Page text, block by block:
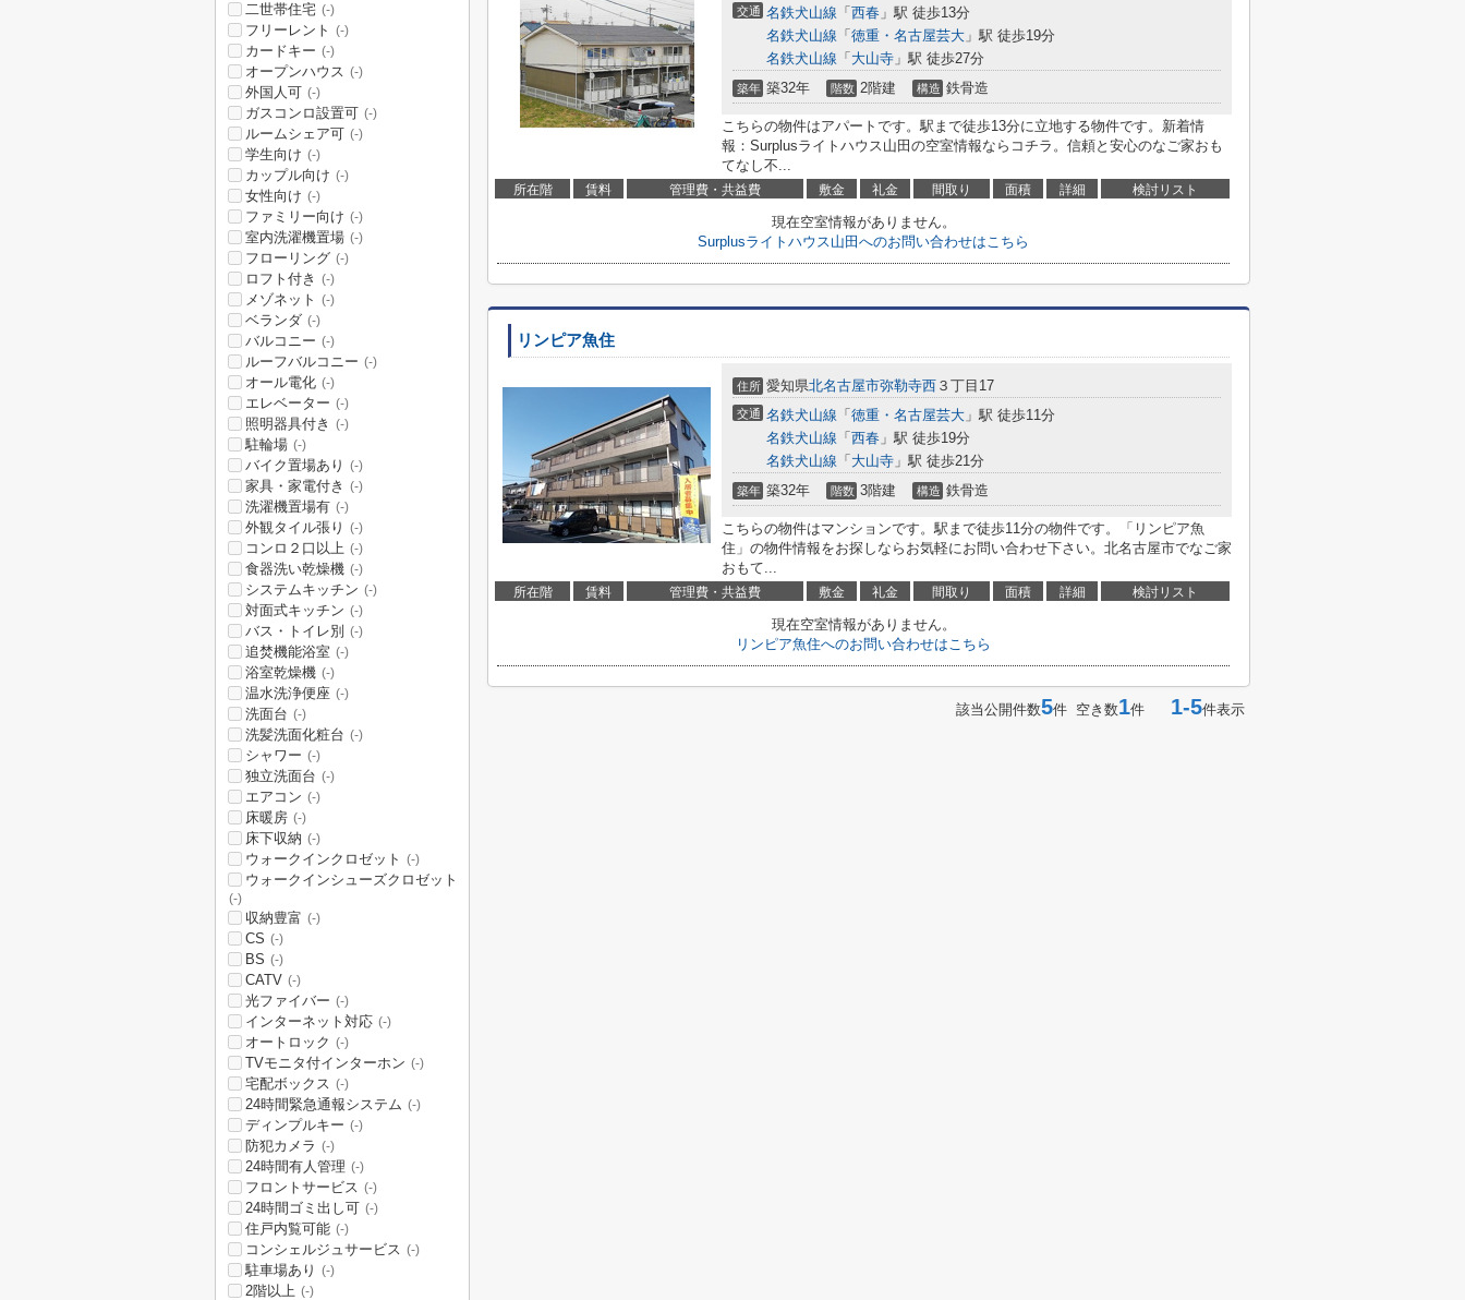
交通 名鉄犬山線 「 西春 」駅 徒歩13分
名鉄犬山線 「 徳重・名古屋芸大 」駅 徒歩19分
名鉄犬山線 「 大山寺 」駅 徒歩27分
築年 築32年 階数 2階建 構造 鉄骨造
こちらの物件はアパートです。駅まで徒歩13分に立地する物件です。新着情
報：Surplusライトハウス山田の空室情報ならコチラ。信頼と安心のなご家おも
てなし不...
所在階 賃料 管理費・共益費 敷金 礼金 間取り 面積 詳細 検討リスト
現在空室情報がありません。
Surplusライトハウス山田へのお問い合わせはこちら
リンピア魚住
住所 愛知県北名古屋市弥勒寺西 ３丁目17
交通 名鉄犬山線 「 徳重・名古屋芸大 」駅 徒歩11分
名鉄犬山線 「 西春 」駅 徒歩19分
名鉄犬山線 「 大山寺 」駅 徒歩21分
築年 築32年 階数 3階建 構造 鉄骨造
こちらの物件はマンションです。駅まで徒歩11分の物件です。「リンピア魚
住」の物件情報をお探しならお気軽にお問い合わせ下さい。北名古屋市でなご家
おもて...
所在階 賃料 管理費・共益費 敷金 礼金 間取り 面積 詳細 検討リスト
現在空室情報がありません。
リンピア魚住へのお問い合わせはこちら
該当公開件数5件 空き数1件 1-5件表示
二世帯住宅 (-)
フリーレント (-)
カードキー (-)
オープンハウス (-)
外国人可 (-)
ガスコンロ設置可 (-)
ルームシェア可 (-)
学生向け (-)
カップル向け (-)
女性向け (-)
ファミリー向け (-)
室内洗濯機置場 (-)
フローリング (-)
ロフト付き (-)
メゾネット (-)
ベランダ (-)
バルコニー (-)
ルーフバルコニー (-)
オール電化 (-)
エレベーター (-)
照明器具付き (-)
駐輪場 (-)
バイク置場あり (-)
家具・家電付き (-)
洗濯機置場有 (-)
外観タイル張り (-)
コンロ２口以上 (-)
食器洗い乾燥機 (-)
システムキッチン (-)
対面式キッチン (-)
バス・トイレ別 (-)
追焚機能浴室 (-)
浴室乾燥機 (-)
温水洗浄便座 (-)
洗面台 (-)
洗髪洗面化粧台 (-)
シャワー (-)
独立洗面台 (-)
エアコン (-)
床暖房 (-)
床下収納 (-)
ウォークインクロゼット (-)
ウォークインシューズクロゼット
(-)
収納豊富 (-)
CS (-)
BS (-)
CATV (-)
光ファイバー (-)
インターネット対応 (-)
オートロック (-)
TVモニタ付インターホン (-)
宅配ボックス (-)
24時間緊急通報システム (-)
ディンプルキー (-)
防犯カメラ (-)
24時間有人管理 (-)
フロントサービス (-)
24時間ゴミ出し可 (-)
住戸内覧可能 (-)
コンシェルジュサービス (-)
駐車場あり (-)
2階以上 (-)